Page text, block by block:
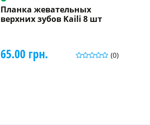
Планка жевательных
верхних зубов Kaili 8 шт
(0)
65.00 грн.